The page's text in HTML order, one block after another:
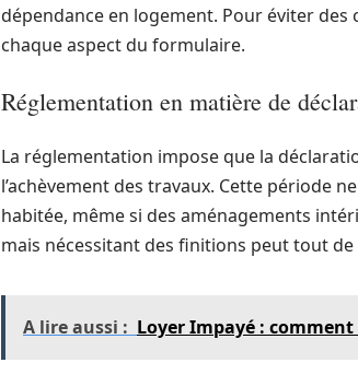
dépendance en logement. Pour éviter des
chaque aspect du formulaire.
Réglementation en matière de
La réglementation impose que la
l’achèvement des travaux. Cette période
habitée, même si des aménagements
mais nécessitant des finitions peut tout
A lire aussi : Loyer Impayé :